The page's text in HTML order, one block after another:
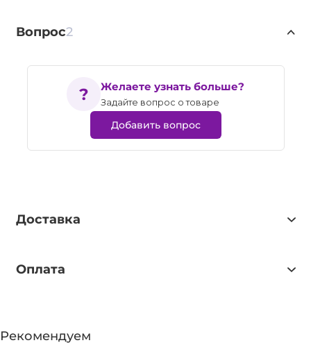
Вопрос2
Желаете узнать больше?
Задайте вопрос о товаре
Добавить вопрос
Доставка
Оплата
Рекомендуем